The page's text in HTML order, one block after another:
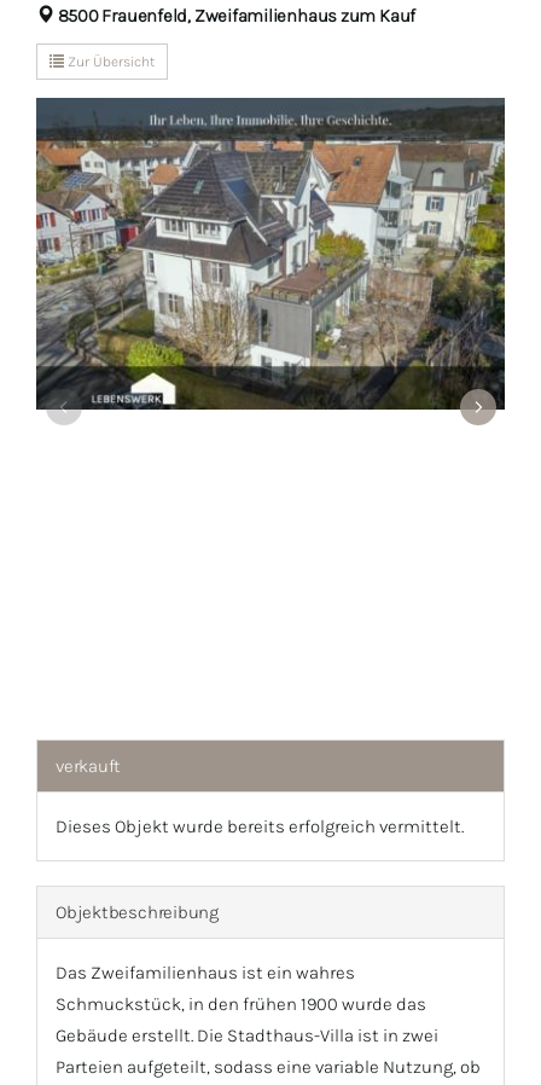
8500 Frauenfeld, Zweifamilienhaus zum Kauf
Zur Übersicht
verkauft
Dieses Objekt wurde bereits erfolgreich vermittelt.
Objekt­beschreibung
Das Zweifamilienhaus ist ein wahres
Schmuckstück, in den frühen 1900 wurde das
Gebäude erstellt. Die Stadthaus-Villa ist in zwei
Parteien aufgeteilt, sodass eine variable Nutzung, ob